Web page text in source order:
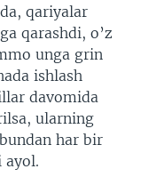
qariyalar
qarashdi, o’z
unga grin
ishlash
davomida
ularning
har bir
ayol.